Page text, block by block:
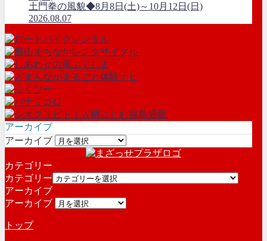
土門拳の風貌◆8月8日(土)～10月12日(日)
2026.08.07
アーカイブ
アーカイブ
カテゴリー
カテゴリー
アーカイブ
アーカイブ
トップ